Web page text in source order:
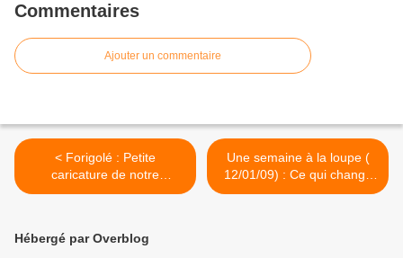
Commentaires
Ajouter un commentaire
< Forigolé : Petite
caricature de notre
GWADA!!!
Une semaine à la loupe (
12/01/09) : Ce qui change
en janvier, par Henri
Hébergé par Overblog